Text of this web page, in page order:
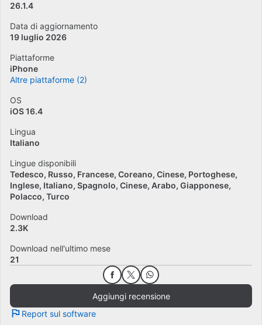
26.1.4
Data di aggiornamento
19 luglio 2026
Piattaforme
iPhone
Altre piattaforme (2)
OS
iOS 16.4
Lingua
Italiano
Lingue disponibili
Tedesco Russo Francese Coreano Cinese Portoghese
Inglese Italiano Spagnolo Cinese Arabo Giapponese
Polacco Turco
Download
2.3K
Download nell'ultimo mese
21
Aggiungi recensione
Report sul software